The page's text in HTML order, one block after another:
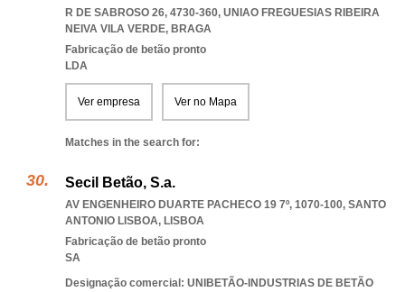
R DE SABROSO 26, 4730-360, UNIAO FREGUESIAS RIBEIRA
NEIVA VILA VERDE, BRAGA
Fabricação de betão pronto
LDA
Ver empresa Ver no Mapa
Matches in the search for:
Secil Betão, S.a.
AV ENGENHEIRO DUARTE PACHECO 19 7º, 1070-100, SANTO
ANTONIO LISBOA, LISBOA
Fabricação de betão pronto
SA
Designação comercial: UNIBETÃO-INDUSTRIAS DE BETÃO